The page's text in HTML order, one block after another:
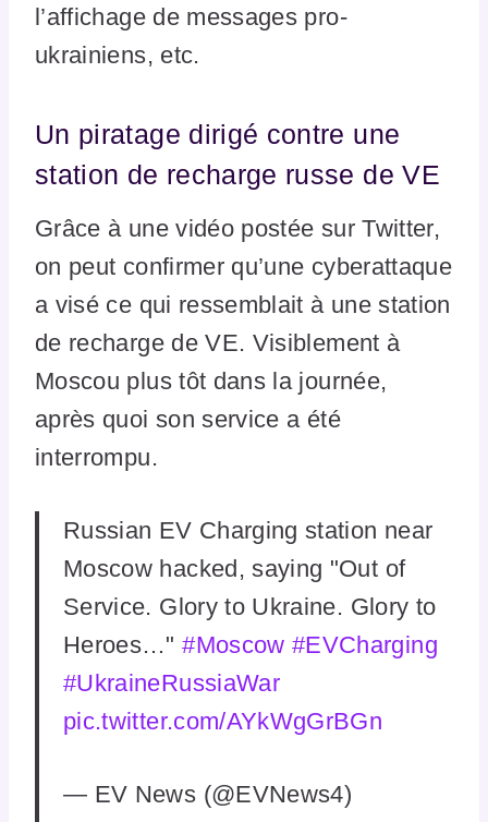
l’affichage de messages pro-
ukrainiens, etc.
Un piratage dirigé contre une
station de recharge russe de VE
Grâce à une vidéo postée sur Twitter,
on peut confirmer qu’une cyberattaque
a visé ce qui ressemblait à une station
de recharge de VE. Visiblement à
Moscou plus tôt dans la journée,
après quoi son service a été
interrompu.
Russian EV Charging station near
Moscow hacked, saying "Out of
Service. Glory to Ukraine. Glory to
Heroes…"#Moscow #EVCharging
#UkraineRussiaWar
pic.twitter.com/AYkWgGrBGn
— EV News (@EVNews4)